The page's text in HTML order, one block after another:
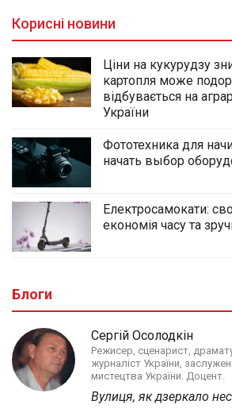
Корисні новини
Ціни на кукурудзу
картопля може
відбувається на
України
Фототехника для
начать выбор
Електросамокати:
економія часу та
Блоги
Сергій Осолодкін
Режисер, сценарист,
журналіст України,
мистецтва України. Доцент.
Вулиця, як дзеркало